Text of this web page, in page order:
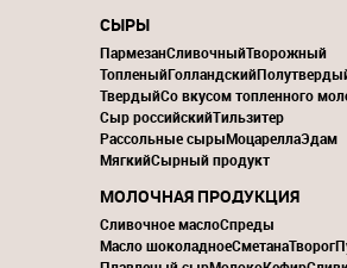
СЫРЫ
ПармезанСливочныйТворожный
ТопленыйГолландский
ТвердыйСо вкусом топленного
Сыр российскийТильзитер
Рассольные сырыМоцареллаЭдам
МягкийСырный продукт
МОЛОЧНАЯ ПРОДУКЦИЯ
Сливочное маслоСпреды
Масло шоколадноеСметанаТворог